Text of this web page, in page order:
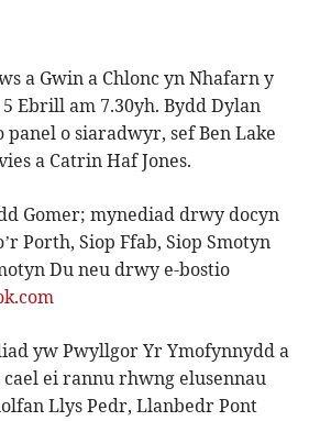
a Gwin a Chlonc yn Nhafarn y
Ebrill am 7.30yh. Bydd Dylan
o siaradwyr, sef Ben Lake
a Catrin Haf Jones.
Gomer; mynediad drwy docyn
Porth, Siop Ffab, Siop Smotyn
Du neu drwy e-bostio
yw Pwyllgor Yr Ymofynnydd a
cael ei rannu rhwng elusennau
Llys Pedr, Llanbedr Pont